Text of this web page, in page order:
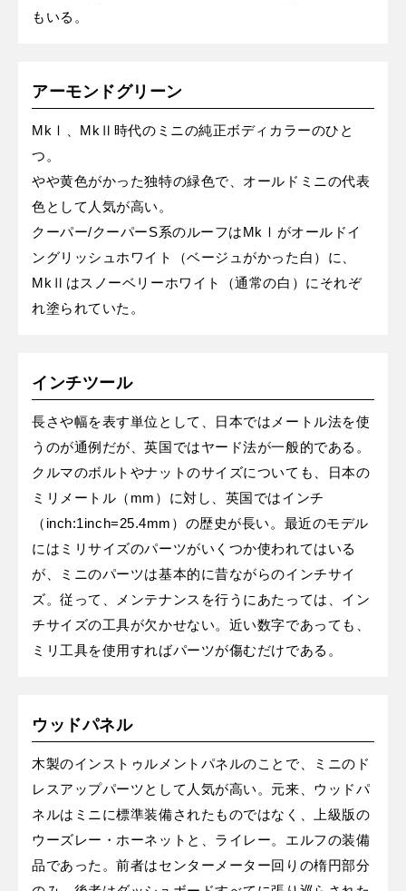
もいる。
アーモンドグリーン
MkⅠ、MkⅡ時代のミニの純正ボディカラーのひと
つ。
やや黄色がかった独特の緑色で、オールドミニの代表
色として人気が高い。
クーパー/クーパーS系のルーフはMkⅠがオールドイ
ングリッシュホワイト（ベージュがかった白）に、
MkⅡはスノーベリーホワイト（通常の白）にそれぞ
れ塗られていた。
インチツール
長さや幅を表す単位として、日本ではメートル法を使
うのが通例だが、英国ではヤード法が一般的である。
クルマのボルトやナットのサイズについても、日本の
ミリメートル（mm）に対し、英国ではインチ
（inch:1inch=25.4mm）の歴史が長い。最近のモデル
にはミリサイズのパーツがいくつか使われてはいる
が、ミニのパーツは基本的に昔ながらのインチサイ
ズ。従って、メンテナンスを行うにあたっては、イン
チサイズの工具が欠かせない。近い数字であっても、
ミリ工具を使用すればパーツが傷むだけである。
ウッドパネル
木製のインストゥルメントパネルのことで、ミニのド
レスアップパーツとして人気が高い。元来、ウッドパ
ネルはミニに標準装備されたものではなく、上級版の
ウーズレー・ホーネットと、ライレー。エルフの装備
品であった。前者はセンターメーター回りの楕円部分